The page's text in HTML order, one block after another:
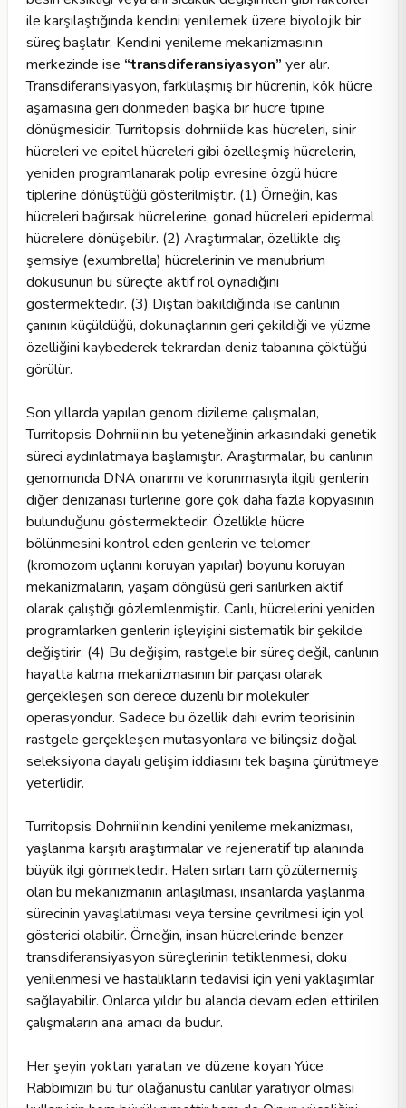
ile karşılaştığında kendini yenilemek üzere biyolojik bir
süreç başlatır. Kendini yenileme mekanizmasının
merkezinde ise “transdiferansiyasyon” yer alır.
Transdiferansiyasyon, farklılaşmış bir hücrenin, kök hücre
aşamasına geri dönmeden başka bir hücre tipine
dönüşmesidir. Turritopsis dohrnii’de kas hücreleri, sinir
hücreleri ve epitel hücreleri gibi özelleşmiş hücrelerin,
yeniden programlanarak polip evresine özgü hücre
tiplerine dönüştüğü gösterilmiştir. (1) Örneğin, kas
hücreleri bağırsak hücrelerine, gonad hücreleri epidermal
hücrelere dönüşebilir. (2) Araştırmalar, özellikle dış
şemsiye (exumbrella) hücrelerinin ve manubrium
dokusunun bu süreçte aktif rol oynadığını
göstermektedir. (3) Dıştan bakıldığında ise canlının
çanının küçüldüğü, dokunaçlarının geri çekildiği ve yüzme
özelliğini kaybederek tekrardan deniz tabanına çöktüğü
görülür.
Son yıllarda yapılan genom dizileme çalışmaları,
Turritopsis Dohrnii’nin bu yeteneğinin arkasındaki genetik
süreci aydınlatmaya başlamıştır. Araştırmalar, bu canlının
genomunda DNA onarımı ve korunmasıyla ilgili genlerin
diğer denizanası türlerine göre çok daha fazla kopyasının
bulunduğunu göstermektedir. Özellikle hücre
bölünmesini kontrol eden genlerin ve telomer
(kromozom uçlarını koruyan yapılar) boyunu koruyan
mekanizmaların, yaşam döngüsü geri sarılırken aktif
olarak çalıştığı gözlemlenmiştir. Canlı, hücrelerini yeniden
programlarken genlerin işleyişini sistematik bir şekilde
değiştirir. (4) Bu değişim, rastgele bir süreç değil, canlının
hayatta kalma mekanizmasının bir parçası olarak
gerçekleşen son derece düzenli bir moleküler
operasyondur. Sadece bu özellik dahi evrim teorisinin
rastgele gerçekleşen mutasyonlara ve bilinçsiz doğal
seleksiyona dayalı gelişim iddiasını tek başına çürütmeye
yeterlidir.
Turritopsis Dohrnii'nin kendini yenileme mekanizması,
yaşlanma karşıtı araştırmalar ve rejeneratif tıp alanında
büyük ilgi görmektedir. Halen sırları tam çözülememiş
olan bu mekanizmanın anlaşılması, insanlarda yaşlanma
sürecinin yavaşlatılması veya tersine çevrilmesi için yol
gösterici olabilir. Örneğin, insan hücrelerinde benzer
transdiferansiyasyon süreçlerinin tetiklenmesi, doku
yenilenmesi ve hastalıkların tedavisi için yeni yaklaşımlar
sağlayabilir. Onlarca yıldır bu alanda devam eden ettirilen
çalışmaların ana amacı da budur.
Her şeyin yoktan yaratan ve düzene koyan Yüce
Rabbimizin bu tür olağanüstü canlılar yaratıyor olması